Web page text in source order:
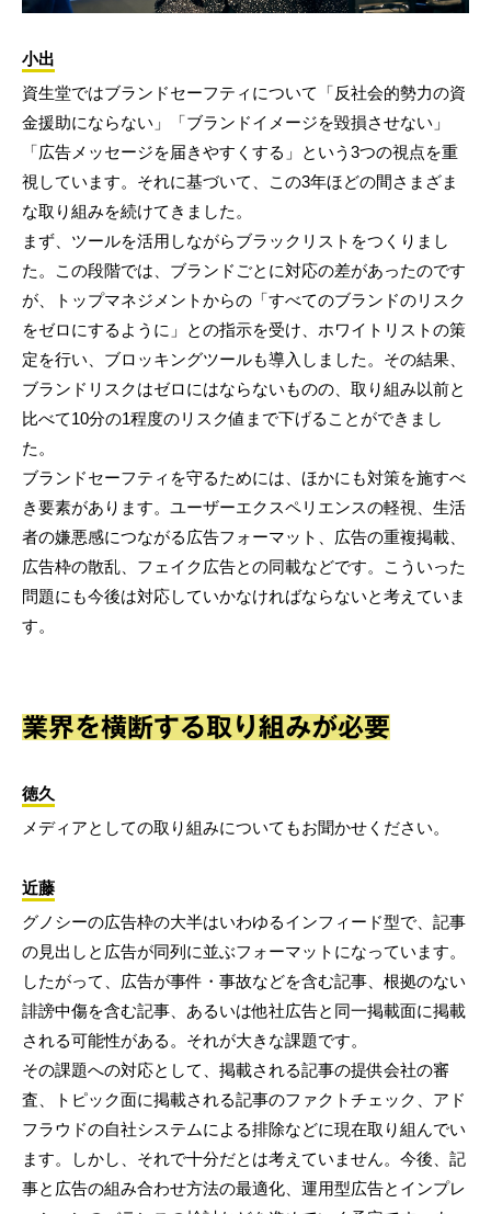
小出
資生堂ではブランドセーフティについて「反社会的勢力の資
金援助にならない」「ブランドイメージを毀損させない」
「広告メッセージを届きやすくする」という3つの視点を重
視しています。それに基づいて、この3年ほどの間さまざま
な取り組みを続けてきました。
まず、ツールを活用しながらブラックリストをつくりまし
た。この段階では、ブランドごとに対応の差があったのです
が、トップマネジメントからの「すべてのブランドのリスク
をゼロにするように」との指示を受け、ホワイトリストの策
定を行い、ブロッキングツールも導入しました。その結果、
ブランドリスクはゼロにはならないものの、取り組み以前と
比べて10分の1程度のリスク値まで下げることができまし
た。
ブランドセーフティを守るためには、ほかにも対策を施すべ
き要素があります。ユーザーエクスペリエンスの軽視、生活
者の嫌悪感につながる広告フォーマット、広告の重複掲載、
広告枠の散乱、フェイク広告との同載などです。こういった
問題にも今後は対応していかなければならないと考えていま
す。
業界を横断する取り組みが必要
徳久
メディアとしての取り組みについてもお聞かせください。
近藤
グノシーの広告枠の大半はいわゆるインフィード型で、記事
の見出しと広告が同列に並ぶフォーマットになっています。
したがって、広告が事件・事故などを含む記事、根拠のない
誹謗中傷を含む記事、あるいは他社広告と同一掲載面に掲載
される可能性がある。それが大きな課題です。
その課題への対応として、掲載される記事の提供会社の審
査、トピック面に掲載される記事のファクトチェック、アド
フラウドの自社システムによる排除などに現在取り組んでい
ます。しかし、それで十分だとは考えていません。今後、記
事と広告の組み合わせ方法の最適化、運用型広告とインプレ